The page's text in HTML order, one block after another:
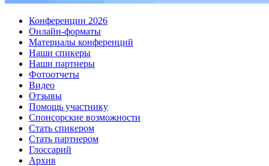
Конференции 2026
Онлайн-форматы
Материалы конференций
Наши спикеры
Наши партнеры
Фотоотчеты
Видео
Отзывы
Помощь участнику
Спонсорские возможности
Стать спикером
Стать партнером
Глоссарий
Архив